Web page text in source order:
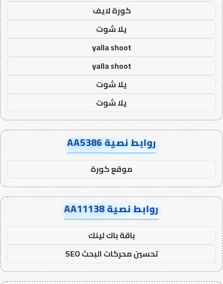
كورة لايف
يلا شوت
yalla shoot
yalla shoot
يلا شوت
يلا شوت
روابط نصية AA5386
موقع كورة
روابط نصية AA11138
باقة باك لينك
تحسين محركات البحث SEO